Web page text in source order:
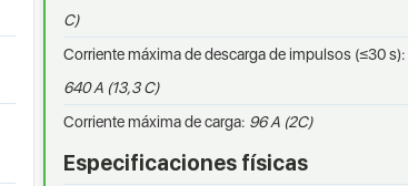
C)
Corriente máxima de descarga de impulsos (≤30 s):
640 A (13,3 C)
Corriente máxima de carga: 96 A (2C)
Especificaciones físicas